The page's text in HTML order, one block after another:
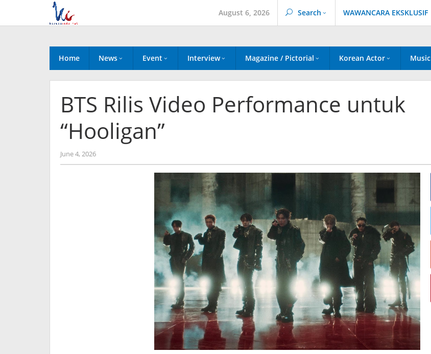
content
August 6, 2026 Search WAWANCARA EKSKLUSIF
Home News Event Interview Magazine / Pictorial Korean Actor Music
BTS Rilis Video Performance untuk
“Hooligan”
June 4, 2026by
anisrina